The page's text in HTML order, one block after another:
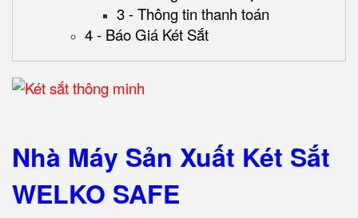
3 - Thông tin thanh toán
4 - Báo Giá Két Sắt
Nhà Máy Sản Xuất Két Sắt
WELKO SAFE